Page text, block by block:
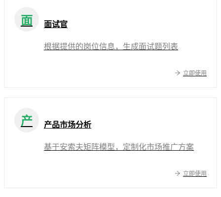
面 面试官
根据提供的岗位信息，生成面试题列表
立即使用
产 产品市场分析
基于安索夫矩阵模型，定制化市场推广方案
立即使用